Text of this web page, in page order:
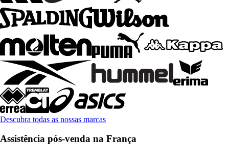
Descubra todas as nossas marcas
Assistência pós-venda na França